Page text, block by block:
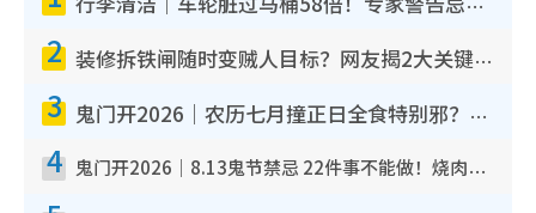
行李清洁｜车轮脏过马桶58倍！专家警告忌用酒精擦 教1招免脏手除菌
2 装修拆铁闸随时变贼人目标？网友揭2大关键用途：装新款等于白装？附新旧铁闸分别
3 鬼门开2026｜农历七月撞正日全食特别邪？专家警告切忌做一事！揭4大禁忌+2招保平安
4 鬼门开2026｜8.13鬼节禁忌 22件事不能做！烧肉、刺身要少食？半夜勿吹口哨/打给个电话